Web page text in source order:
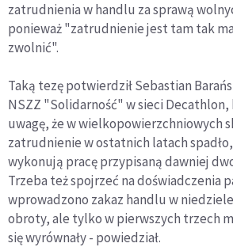
zatrudnienia w handlu za sprawą
ponieważ "zatrudnienie jest tam tak
zwolnić".
Taką tezę potwierdził Sebastian
NSZZ "Solidarność" w sieci Decathlon,
uwagę, że w wielkopowierzchniowych
zatrudnienie w ostatnich latach
wykonują pracę przypisaną dawniej
Trzeba też spojrzeć na doświadczenia
wprowadzono zakaz handlu w
obroty, ale tylko w pierwszych trzech
się wyrównały - powiedział.